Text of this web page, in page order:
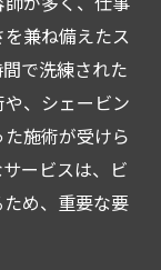
兼ね備えたス
で洗練された
、シェービン
施術が受けら
ービスは、ビ
め、重要な要